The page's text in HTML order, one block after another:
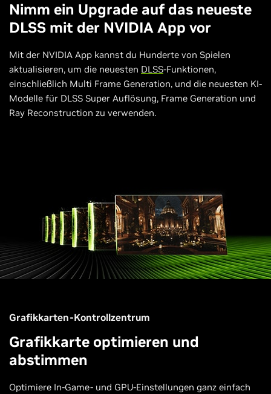
Nimm ein Upgrade auf das neueste
DLSS mit der NVIDIA App vor
Mit der NVIDIA App kannst du Hunderte von Spielen
aktualisieren, um die neuesten DLSS-Funktionen,
einschließlich Multi Frame Generation, und die neuesten KI-
Modelle für DLSS Super Auflösung, Frame Generation und
Ray Reconstruction zu verwenden.
Grafikkarten-Kontrollzentrum
Grafikkarte optimieren und
abstimmen
Optimiere In-Game- und GPU-Einstellungen ganz einfach